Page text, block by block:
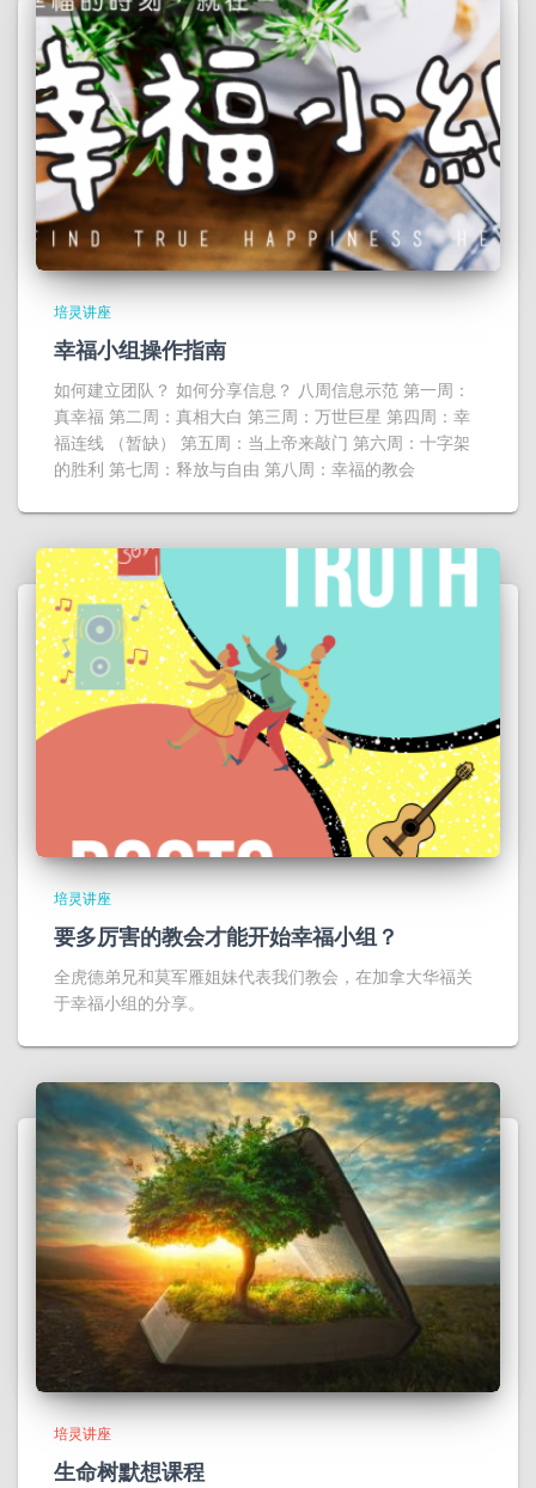
培灵讲座
幸福小组操作指南
如何建立团队？ 如何分享信息？ 八周信息示范 第一周：
真幸福 第二周：真相大白 第三周：万世巨星 第四周：幸
福连线 （暂缺） 第五周：当上帝来敲门 第六周：十字架
的胜利 第七周：释放与自由 第八周：幸福的教会
培灵讲座
要多厉害的教会才能开始幸福小组？
​全虎德弟兄和莫军雁姐妹代表我们教会，在加拿大华福关
于幸福小组的分享。
培灵讲座
生命树默想课程